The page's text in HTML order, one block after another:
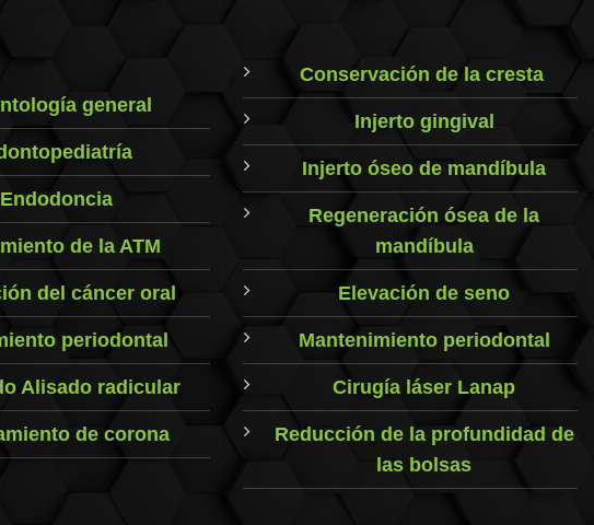
general
Endodoncia
de la ATM
del cáncer oral
periodontal
Alisado radicular
de corona
Conservación de la cresta
Injerto gingival
Injerto óseo de mandíbula
Regeneración ósea de la
mandíbula
Elevación de seno
Mantenimiento periodontal
Cirugía láser Lanap
Reducción de la profundidad de
las bolsas